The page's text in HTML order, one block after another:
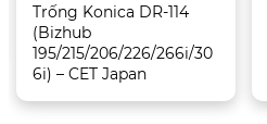
Trống Konica DR-114
(Bizhub
195/215/206/226/266i/30
6i) – CET Japan